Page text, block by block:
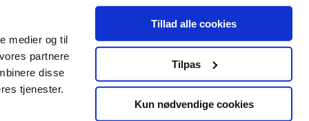
medier og til
partnere
disse
tjenester.
Tillad alle cookies
Tilpas
Kun nødvendige cookies